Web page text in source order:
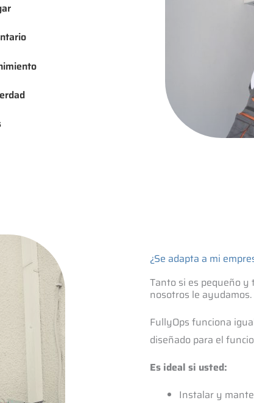
¿Se adapta a mi
Tanto si es pequeño y
nosotros le ayudamos.
FullyOps funciona
diseñado para el
Es ideal si usted:
Instalar y